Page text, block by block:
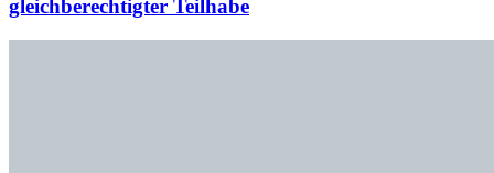
gleichberechtigter Teilhabe